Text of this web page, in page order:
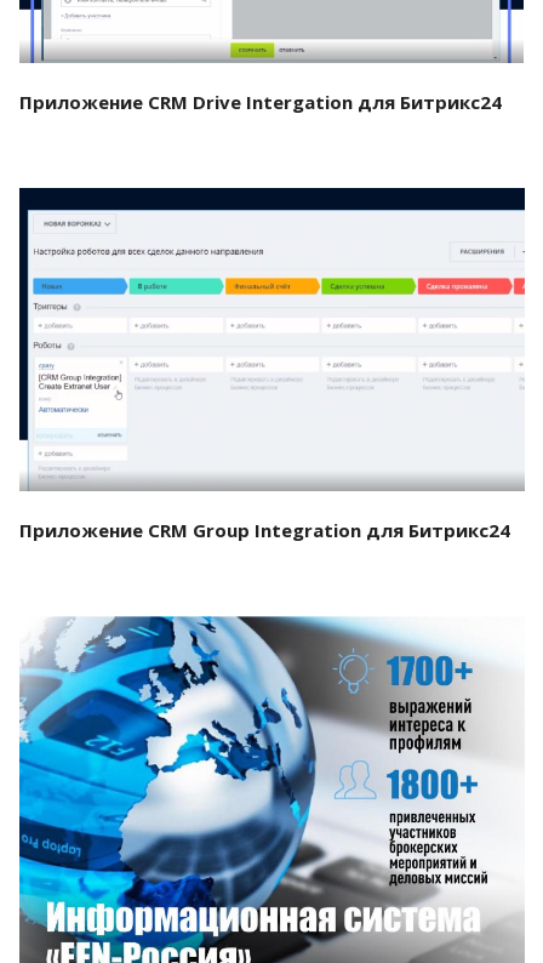
Приложение CRM Drive Intergation для Битрикс24
Смотреть проект
Приложение CRM Group Integration для Битрикс24
Смотреть проект